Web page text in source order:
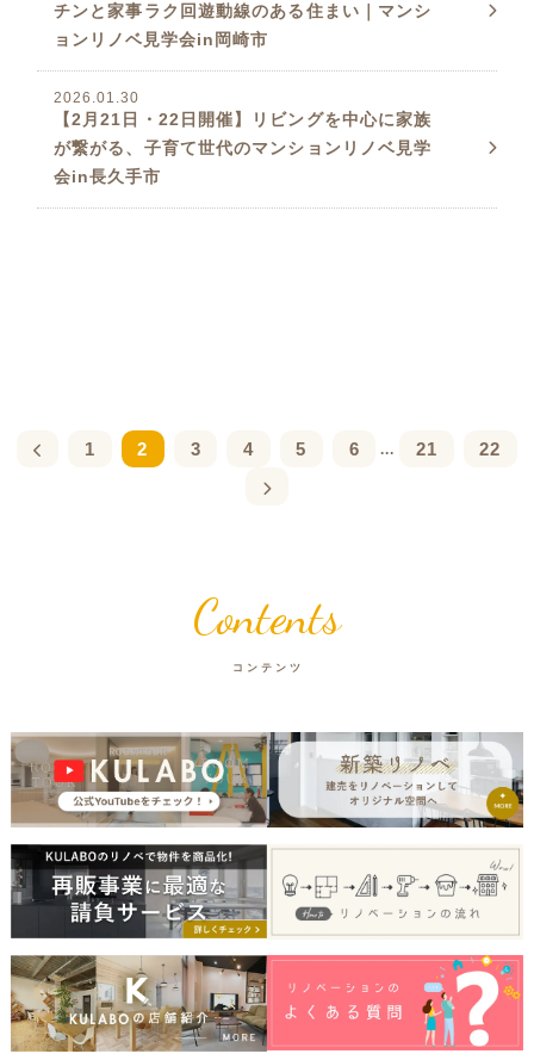
チンと家事ラク回遊動線のある住まい｜マンシ
ョンリノベ見学会in岡崎市
2026.01.30
【2月21日・22日開催】リビングを中心に家族
が繋がる、子育て世代のマンションリノベ見学
会in長久手市
1 2 3 4 5 6 ... 21 22
Contents
コンテンツ